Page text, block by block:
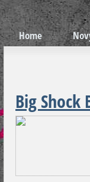
Home
Big